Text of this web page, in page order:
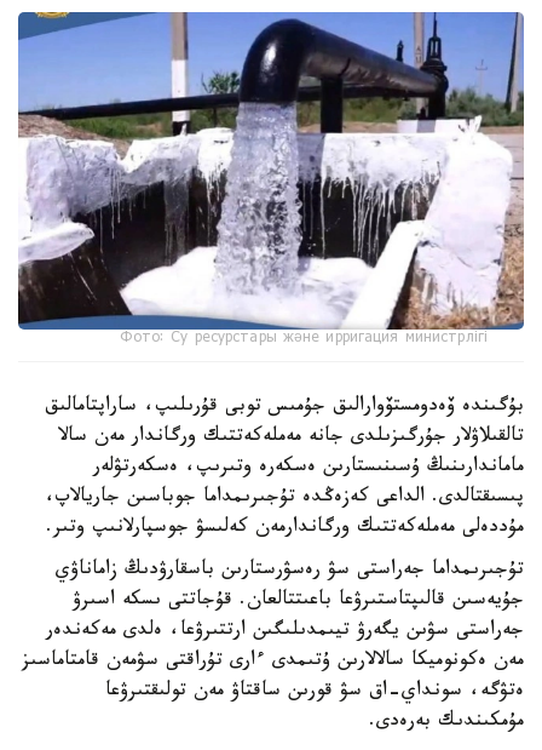
Фото: Су ресурстары және ирригация министрлігі
بۇگىندە ۆەدومستۆوارالىق جۇمىس توبى قۇرىلىپ، ساراپتامالىق
تالقىلاۋلار جۇرگىزىلدى جانە مەملەكەتتىك ورگاندار مەن سالا
ماماندارىنىڭ ۇسىنىستارىن ەسكەرە وتىرىپ، ەسكەرتۋلەر
پىسىقتالدى. الداعى كەزەڭدە تۇجىرىمداما جوباسىن جاريالاپ،
مۇددەلى مەملەكەتتىك ورگاندارمەن كەلىسۋ جوسپارلانىپ وتىر.
تۇجىرىمداما جەراستى سۋ رەسۋرستارىن باسقارۋدىڭ زاماناۋي
جۇيەسىن قالىپتاستىرۋعا باعىتتالعان. قۇجاتتى ىسكە اسىرۋ
جەراستى سۋىن يگەرۋ تيىمدىلىگىن ارتتىرۋعا، ەلدى مەكەندەر
مەن ەكونوميكا سالالارىن ۇتىمدى ءارى تۇراقتى سۋمەن قامتاماسىز
ەتۋگە، سونداي-اق سۋ قورىن ساقتاۋ مەن تولىقتىرۋعا
مۇمكىندىك بەرەدى.